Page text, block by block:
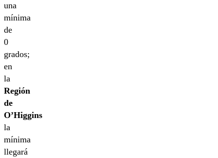
una
mínima
de
0
grados;
en
la
Región
de
O’Higgins
la
mínima
llegará